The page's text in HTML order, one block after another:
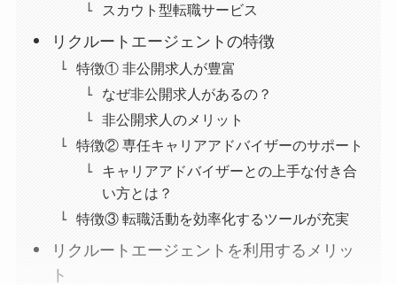
スカウト型転職サービス
リクルートエージェントの特徴
特徴① 非公開求人が豊富
なぜ非公開求人があるの？
非公開求人のメリット
特徴② 専任キャリアアドバイザーのサポート
キャリアアドバイザーとの上手な付き合
い方とは？
特徴③ 転職活動を効率化するツールが充実
リクルートエージェントを利用するメリッ
ト